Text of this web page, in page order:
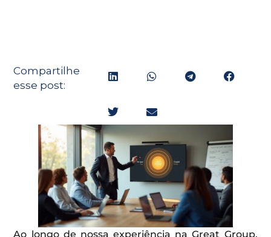
Compartilhe
esse post:
Ao longo de nossa experiência na Great Group,